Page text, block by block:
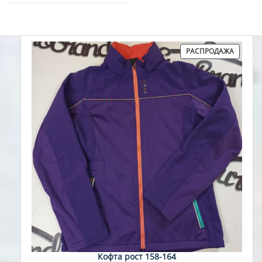
РАСПРОДАЖА
ТОВАР
Кофта рост 158-164